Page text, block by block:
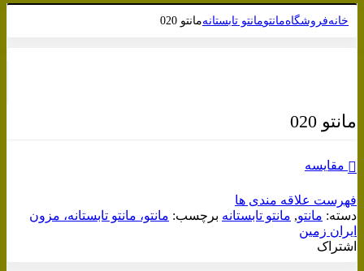
خانهفروشگاهمانتومانتو تابستانهمانتو 020
مانتو 020
مقایسه
فهرست علاقه مندی ها
دسته: مانتو, مانتو تابستانه برچسب: مانتو، مانتو تابستانه، مزون
ایران زمین
اشتراک